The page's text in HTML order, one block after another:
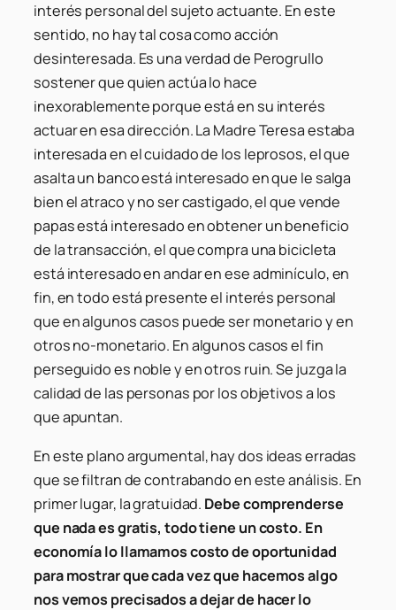
interés personal del sujeto actuante. En este
sentido, no hay tal cosa como acción
desinteresada. Es una verdad de Perogrullo
sostener que quien actúa lo hace
inexorablemente porque está en su interés
actuar en esa dirección. La Madre Teresa estaba
interesada en el cuidado de los leprosos, el que
asalta un banco está interesado en que le salga
bien el atraco y no ser castigado, el que vende
papas está interesado en obtener un beneficio
de la transacción, el que compra una bicicleta
está interesado en andar en ese adminículo, en
fin, en todo está presente el interés personal
que en algunos casos puede ser monetario y en
otros no-monetario. En algunos casos el fin
perseguido es noble y en otros ruin. Se juzga la
calidad de las personas por los objetivos a los
que apuntan.
En este plano argumental, hay dos ideas erradas
que se filtran de contrabando en este análisis. En
primer lugar, la gratuidad. Debe comprenderse
que nada es gratis, todo tiene un costo. En
economía lo llamamos costo de oportunidad
para mostrar que cada vez que hacemos algo
nos vemos precisados a dejar de hacer lo